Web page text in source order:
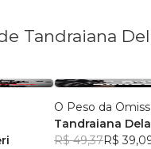
Tandraiana
O Peso da
Tandraiana
R$ 49,37R$